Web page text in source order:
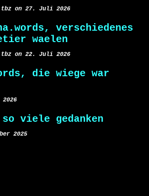
tbz on 27. Juli 2026
verschiedenes
waelen
tbz on 22. Juli 2026
die wiege war
viele gedanken
2025